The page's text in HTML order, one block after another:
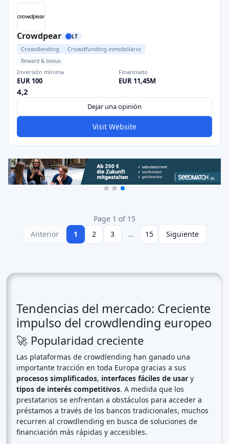
Crowdpear LT
Crowdlending Crowdfunding inmobiliario
Reward & bonus
Inversión mínima
EUR 100
Financiado
EUR 11,45M
4,2
Dejar una opinión
Visit Website
Page 1 of 15
Anterior
1 2 3 ... 15 Siguiente
Tendencias del mercado: Creciente
impulso del crowdlending europeo
🚀 Popularidad creciente
Las plataformas de crowdlending han ganado una
importante tracción en toda Europa gracias a sus
procesos simplificados, interfaces fáciles de usar y
tipos de interés competitivos. A medida que los
prestatarios se enfrentan a obstáculos para acceder a
préstamos a través de los bancos tradicionales, muchos
recurren al crowdlending en busca de soluciones de
financiación más rápidas y accesibles.